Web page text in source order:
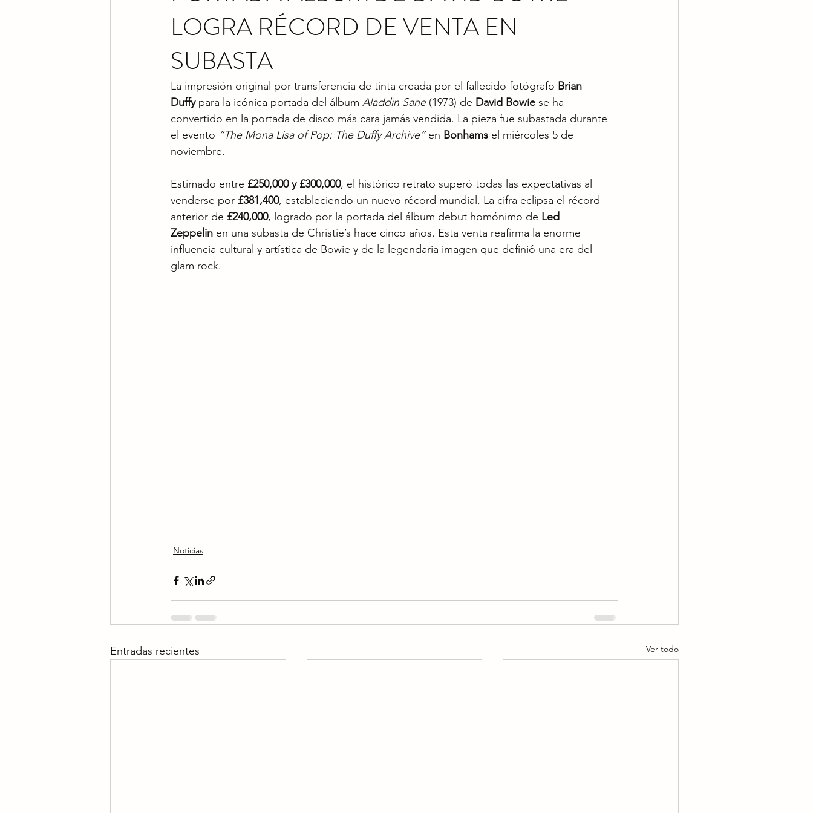
LOGRA RÉCORD DE VENTA EN
SUBASTA
La impresión original por transferencia de tinta creada por el fallecido fotógrafo Brian
Duffy para la icónica portada del álbum Aladdin Sane (1973) de David Bowie se ha
convertido en la portada de disco más cara jamás vendida. La pieza fue subastada durante
el evento “The Mona Lisa of Pop: The Duffy Archive” en Bonhams el miércoles 5 de
noviembre.
Estimado entre £250,000 y £300,000, el histórico retrato superó todas las expectativas al
venderse por £381,400, estableciendo un nuevo récord mundial. La cifra eclipsa el récord
anterior de £240,000, logrado por la portada del álbum debut homónimo de Led
Zeppelin en una subasta de Christie’s hace cinco años. Esta venta reafirma la enorme
influencia cultural y artística de Bowie y de la legendaria imagen que definió una era del
glam rock.
Noticias
Entradas recientes Ver todo